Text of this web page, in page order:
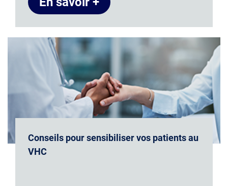
Conseils pour sensibiliser vos patients au
VHC